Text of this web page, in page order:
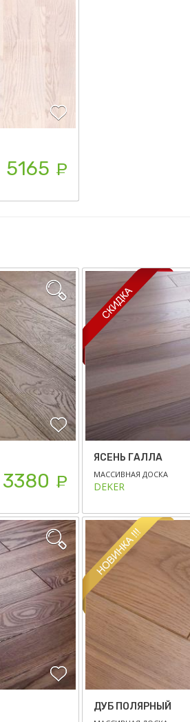
5165 Р
3380 Р
ЯСЕНЬ ГАЛЛА
МАССИВНАЯ ДОСКА
DEKER
ДУБ ПОЛЯРНЫЙ